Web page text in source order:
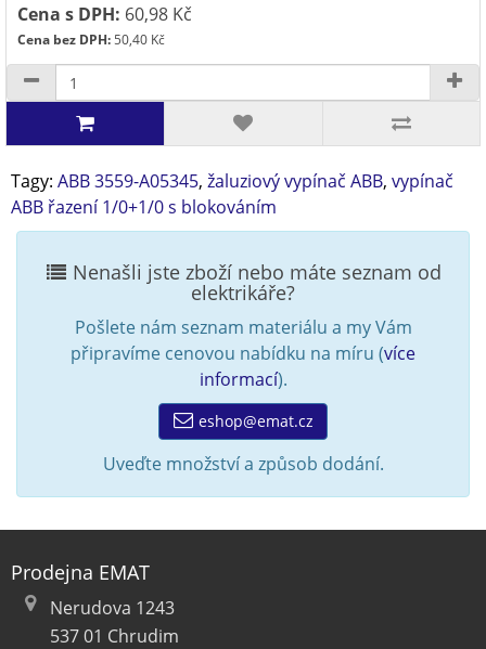
Cena s DPH: 60,98 Kč
Cena bez DPH:50,40 Kč
Tagy: ABB 3559-A05345, žaluziový vypínač ABB, vypínač
ABB řazení 1/0+1/0 s blokováním
Nenašli jste zboží nebo máte seznam od
elektrikáře?
Pošlete nám seznam materiálu a my Vám
připravíme cenovou nabídku na míru (více
informací).
eshop@emat.cz
Uveďte množství a způsob dodání.
Prodejna EMAT
Nerudova 1243
537 01 Chrudim